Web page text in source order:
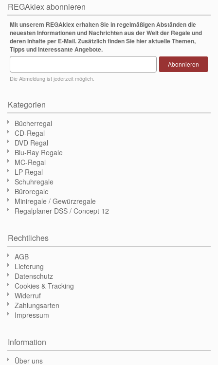
REGAklex abonnieren
Mit unserem REGAklex erhalten Sie in regelmäßigen Abständen die
neuesten Informationen und Nachrichten aus der Welt der Regale und
deren Inhalte per E-Mail. Zusätzlich finden Sie hier aktuelle Themen,
Tipps und interessante Angebote.
Die Abmeldung ist jederzeit möglich.
Abonnieren
Kategorien
Bücherregal
CD-Regal
DVD Regal
Blu-Ray Regale
MC-Regal
LP-Regal
Schuhregale
Büroregale
Miniregale / Gewürzregale
Regalplaner DSS / Concept 12
Rechtliches
AGB
Lieferung
Datenschutz
Cookies & Tracking
Widerruf
Zahlungsarten
Impressum
Information
Über uns